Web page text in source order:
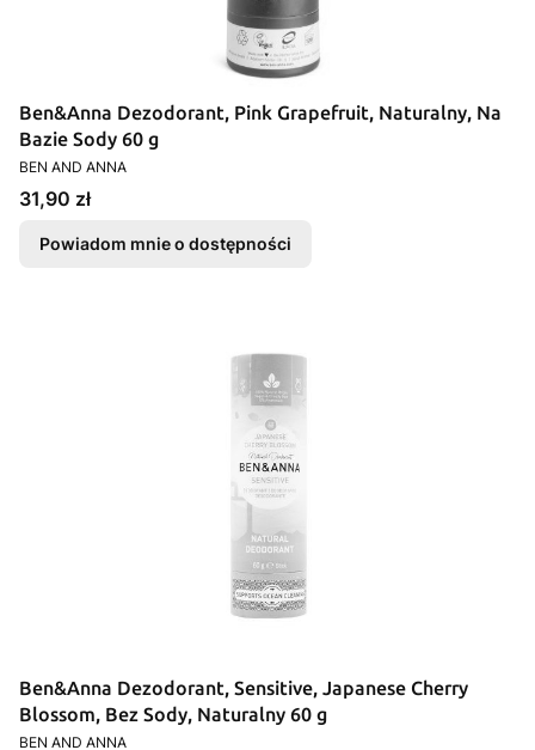
Ben&Anna Dezodorant, Pink Grapefruit, Naturalny, Na
Bazie Sody 60 g
PRODUCENT
BEN AND ANNA
Cena
31,90 zł
Powiadom mnie o dostępności
Ben&Anna Dezodorant, Sensitive, Japanese Cherry
Blossom, Bez Sody, Naturalny 60 g
PRODUCENT
BEN AND ANNA